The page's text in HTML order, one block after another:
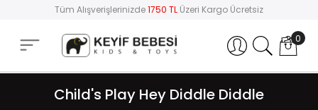
Tüm Alışverişlerinizde1750 TL Üzeri Kargo Ücretsiz
Hesabım 0
Child's Play Hey Diddle Diddle